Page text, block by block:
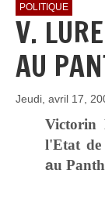
POLITIQUE
V.
AU
Jeudi, avril 17,
Victorin
l'Etat de
au